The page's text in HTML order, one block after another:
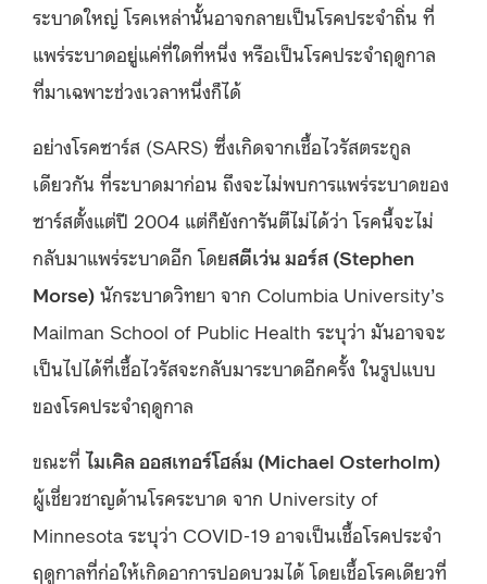
ระบาดใหญ่ โรคเหล่านั้นอาจกลายเป็นโรคประจำถิ่น ที่
แพร่ระบาดอยู่แค่ที่ใดที่หนึ่ง หรือเป็นโรคประจำฤดูกาล
ที่มาเฉพาะช่วงเวลาหนึ่งก็ได้
อย่างโรคซาร์ส (SARS) ซึ่งเกิดจากเชื้อไวรัสตระกูล
เดียวกัน ที่ระบาดมาก่อน ถึงจะไม่พบการแพร่ระบาดของ
ซาร์สตั้งแต่ปี 2004 แต่ก็ยังการันตีไม่ได้ว่า โรคนี้จะไม่
กลับมาแพร่ระบาดอีก โดยสตีเว่น มอร์ส (Stephen
Morse) นักระบาดวิทยา จาก Columbia University’s
Mailman School of Public Health ระบุว่า มันอาจจะ
เป็นไปได้ที่เชื้อไวรัสจะกลับมาระบาดอีกครั้ง ในรูปแบบ
ของโรคประจำฤดูกาล
ขณะที่ไมเคิล ออสเทอร์โฮล์ม (Michael Osterholm)
ผู้เชี่ยวชาญด้านโรคระบาด จาก University of
Minnesota ระบุว่า COVID-19 อาจเป็นเชื้อโรคประจำ
ฤดูกาลที่ก่อให้เกิดอาการปอดบวมได้ โดยเชื้อโรคเดียวที่